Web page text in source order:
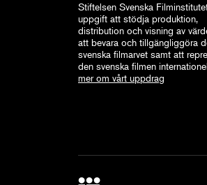
Stiftelsen Svenska
uppgift att stödja produktion,
distribution och visning av
att bevara och tillgängliggöra
svenska filmarvet samt att
den svenska filmen
mer om vårt uppdrag